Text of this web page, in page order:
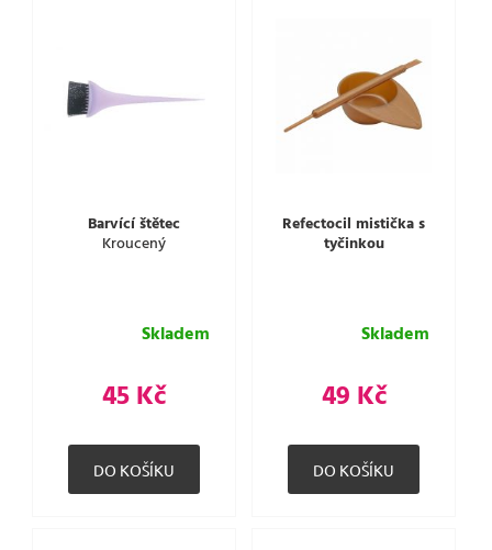
Barvící štětec
Kroucený
Skladem
45 Kč
Refectocil mistička s
tyčinkou
Skladem
49 Kč